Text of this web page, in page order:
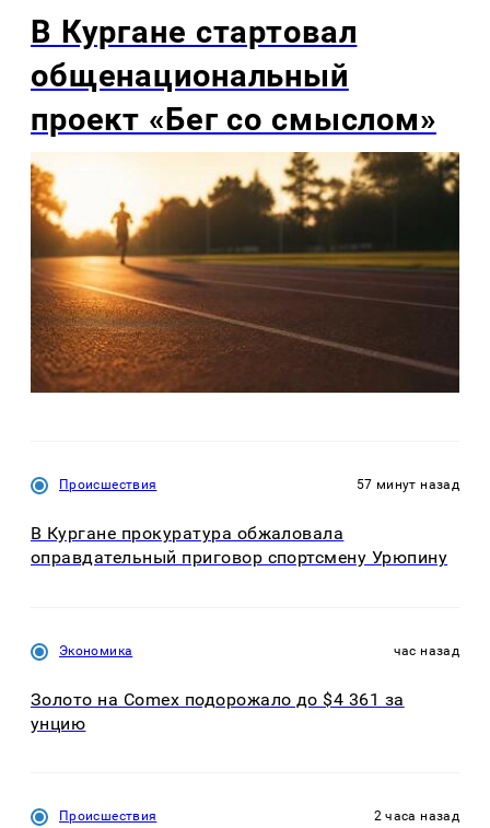
В Кургане стартовал
общенациональный
проект «Бег со смыслом»
Происшествия 57 минут назад
В Кургане прокуратура обжаловала
оправдательный приговор спортсмену Урюпину
Экономика час назад
Золото на Comex подорожало до $4 361 за
унцию
Происшествия 2 часа назад